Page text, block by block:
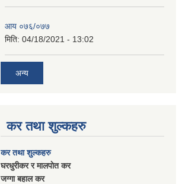
आय ०७६/०७७
मिति: 04/18/2021 - 13:02
अन्य
कर तथा शुल्कहरु
कर तथा शुल्कहरु
घरधुरीकर र मालपाेत कर
जग्गा बहाल कर